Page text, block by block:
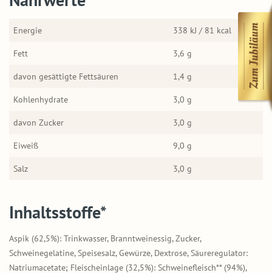
Energie 338 kJ / 81 kcal
Fett 3,6 g
davon gesättigte Fettsäuren 1,4 g
Kohlenhydrate 3,0 g
davon Zucker 3,0 g
Eiweiß 9,0 g
Salz 3,0 g
Inhaltsstoffe*
Aspik (62,5%): Trinkwasser, Branntweinessig, Zucker,
Schweinegelatine, Speisesalz, Gewürze, Dextrose, Säureregulator:
Natriumacetate; Fleischeinlage (32,5%): Schweinefleisch** (94%),